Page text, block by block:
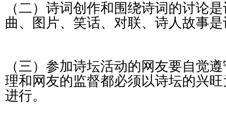
（二）诗词创作和围绕诗词的讨论
曲、图片、笑话、对联、诗人故事
（三）参加诗坛活动的网友要自觉
理和网友的监督都必须以诗坛的兴
进行。